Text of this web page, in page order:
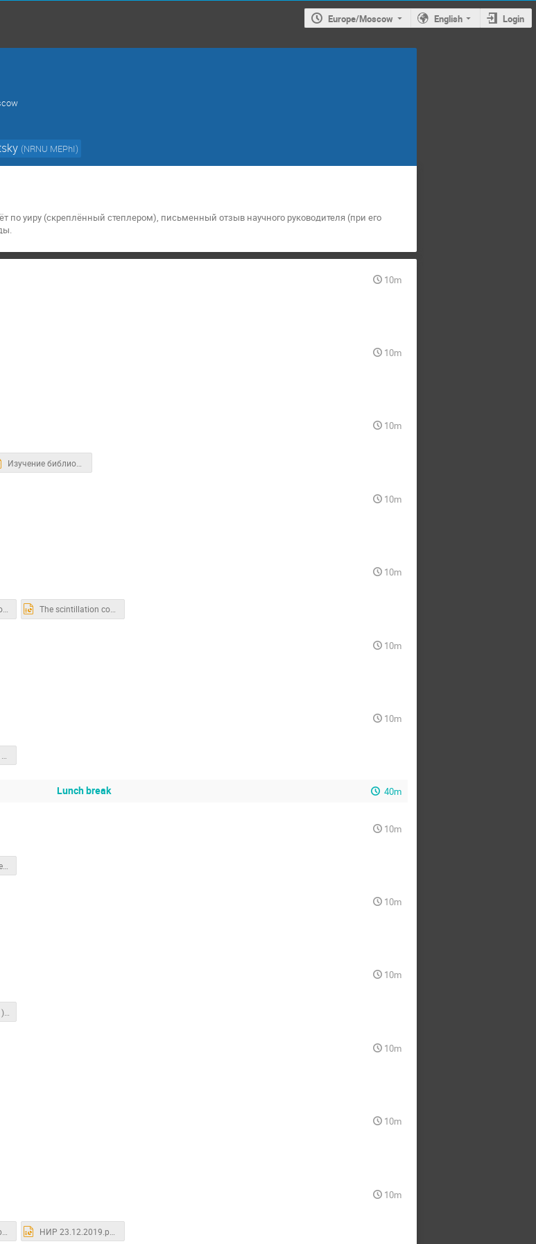
Europe/Moscow English Login
(NRNU MEPhI)
по уиру (скреплённый степлером), письменный отзыв научного руководителя (при его
10m
10m
10m
Изучение библиотеки программ DEGRAD и основ языка FORTRAN.pptx
10m
10m
The scintillation counter experiment.pdf The scintillation counter experiment.pptx
10m
10m
Анализ данных с эксперимента ReD.pptx
Lunch break 40m
10m
ПрезентацияСечениерек.pdf
10m
10m
Polyakova Nina (1).pdf
10m
10m
10m